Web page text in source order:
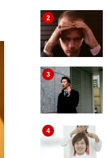
2
3
4